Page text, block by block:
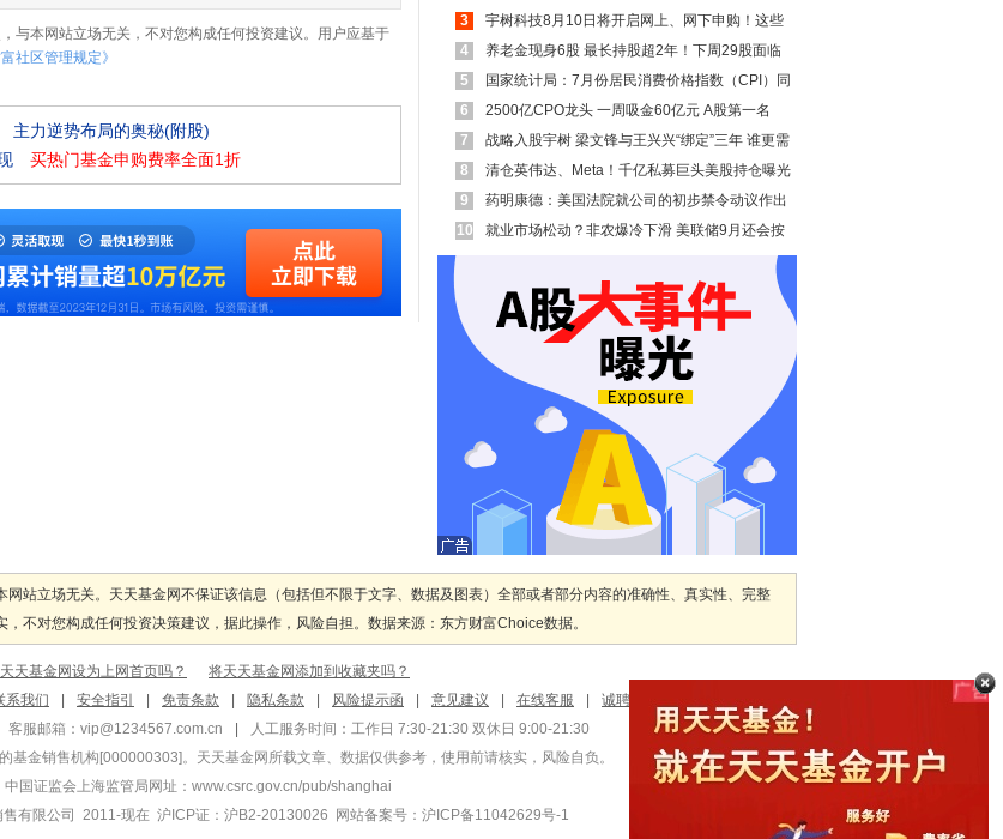
与本网站立场无关，不对您构成任何投资建议。用户应基于
富社区管理规定》
主力逆势布局的奥秘(附股)
买热门基金申购费率全面1折
幅溢价？
3
宇树科技8月10日将开启网上、网下申购！这些
公司受益
4
养老金现身6股 最长持股超2年！下周29股面临
解禁（附股）
5
国家统计局：7月份居民消费价格指数（CPI）同
比上涨0.5%
6
2500亿CPO龙头 一周吸金60亿元 A股第一名
7
战略入股宇树 梁文锋与王兴兴“绑定”三年 谁更需
要谁？
8
清仓英伟达、Meta！千亿私募巨头美股持仓曝光
9
药明康德：美国法院就公司的初步禁令动议作出
裁决
10
就业市场松动？非农爆冷下滑 美联储9月还会按
站立场无关。天天基金网不保证该信息（包括但不限于文字、数据及图表）全部或者部分内容的准确性、真实性、完整
不对您构成任何投资决策建议，据此操作，风险自担。数据来源：东方财富Choice数据。
天基金网设为上网首页吗？
将天天基金网添加到收藏夹吗？
系我们 安全指引 免责条款 隐私条款 风险提示函 意见建议 在线客服
诚聘英才
客服邮箱： vip@1234567.com.cn
人工服务时间：工作日 7:30-21:30 双休日 9:00-21:30
基金销售机构[000000303]。天天基金网所载文章、数据仅供参考，使用前请核实，风险自负。
中国证监会上海监管局网址： www.csrc.gov.cn/pub/shanghai
有限公司 2011-现在 沪ICP证：沪B2-20130026
网站备案号：沪ICP备11042629号-1